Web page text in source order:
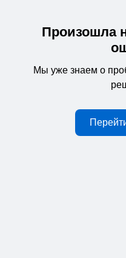
Произошла
Мы уже знаем о